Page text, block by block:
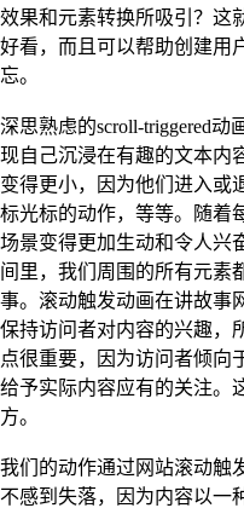
效果和元素转换所吸引？这
好看，而且可以帮助创建用
忘。
深思熟虑的scroll-triggered
现自己沉浸在有趣的文本内
变得更小，因为他们进入或
标光标的动作，等等。随着
场景变得更加生动和令人兴
间里，我们周围的所有元素
事。滚动触发动画在讲故事
保持访问者对内容的兴趣，
点很重要，因为访问者倾向
给予实际内容应有的关注。
方。
我们的动作通过网站滚动触
不感到失落，因为内容以